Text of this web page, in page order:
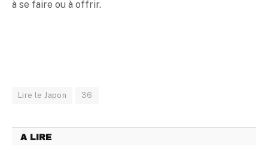
à se faire ou à offrir.
Lire le Japon 36
A LIRE